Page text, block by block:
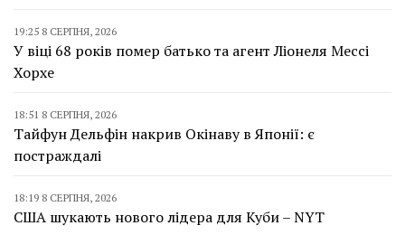
19:25 8 СЕРПНЯ, 2026
У віці 68 років помер батько та агент Ліонеля Мессі
Хорхе
18:51 8 СЕРПНЯ, 2026
Тайфун Дельфін накрив Окінаву в Японії: є
постраждалі
18:19 8 СЕРПНЯ, 2026
США шукають нового лідера для Куби – NYT